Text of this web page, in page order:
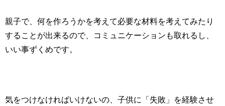
親子で、何を作ろうかを考えて必要な材料を考えてみたり
することが出来るので、コミュニケーションも取れるし、
いい事ずくめです。
気をつけなければいけないの、子供に「失敗」を経験させ